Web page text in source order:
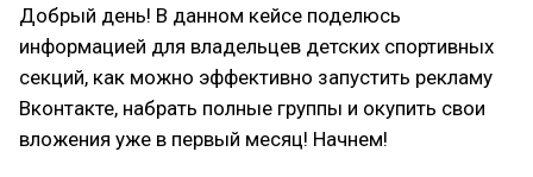
Добрый день! В данном кейсе поделюсь
информацией для владельцев детских спортивных
секций, как можно эффективно запустить рекламу
Вконтакте, набрать полные группы и окупить свои
вложения уже в первый месяц! Начнем!